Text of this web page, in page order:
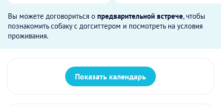
Вы можете договориться о предварительной встрече, чтобы
познакомить собаку с догситтером и посмотреть на условия
проживания.
Показать календарь